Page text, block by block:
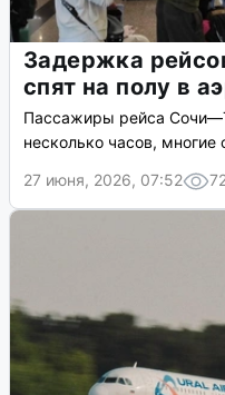
Задержка
спят на полу в
Пассажиры рейса
несколько часов, многие
27 июня, 2026, 07:52